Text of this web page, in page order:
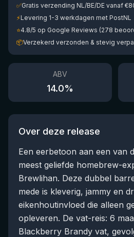
✅Gratis verzending NL/BE/DE vanaf
⚡Levering 1-3 werkdagen met PostNL
⭐4.8/5 op Google Reviews (278
📦Verzekerd verzonden & stevig
ABV
14.0%
Over deze release
Een eerbetoon aan een van
meest geliefde homebrew-
Brewlihan. Deze dubbel
mede is kleverig, jammy en
eikenhoutinvloed die alleen
opleveren. De vat-reis: 6
Blackberry Brandy vat,